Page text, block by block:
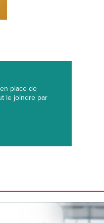
place de
le joindre par